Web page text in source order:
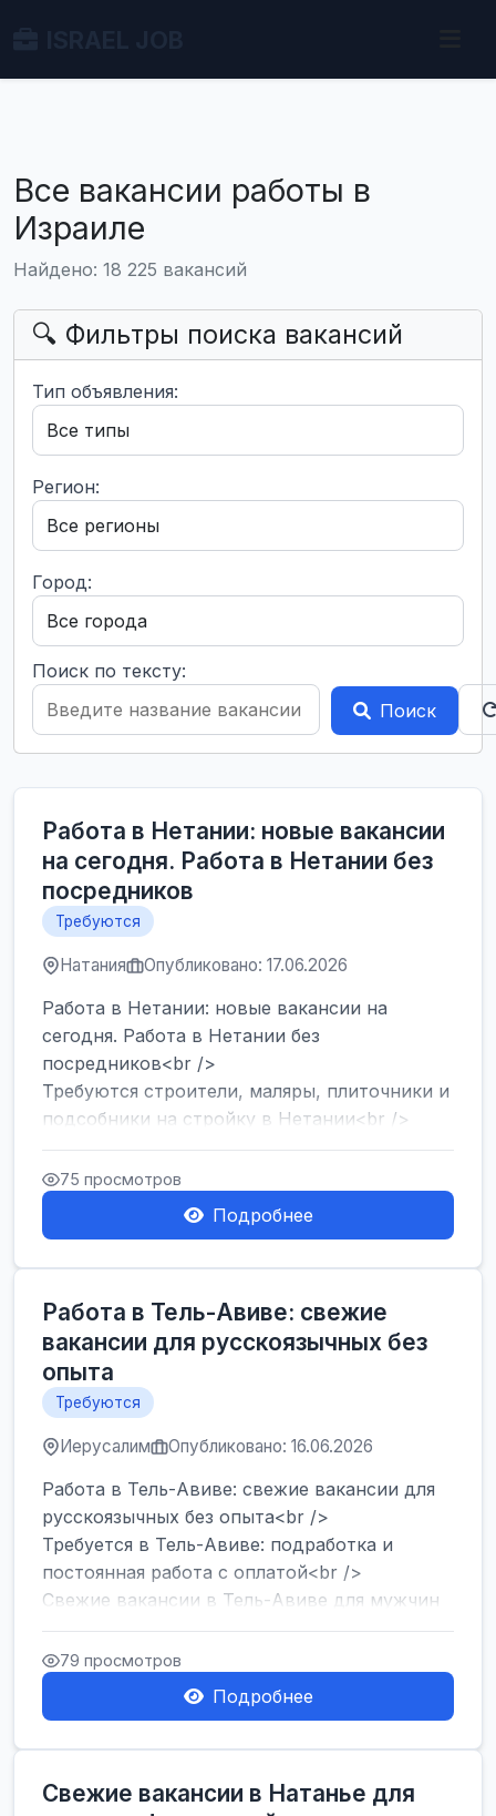
Все вакансии работы в
Израиле
Найдено: 18 225 вакансий
🔍 Фильтры поиска вакансий
Тип объявления:
Регион:
Город:
Поиск по тексту:
Поиск
Работа в Нетании: новые вакансии
на сегодня. Работа в Нетании без
посредников
Требуются
Натания Опубликовано: 17.06.2026
Работа в Нетании: новые вакансии на
сегодня. Работа в Нетании без
посредников<br />
Требуются строители, маляры, плиточники и
подсобники на стройку в Нетании<br />
Срочно требуются горничные, уборщи...
75 просмотров
Подробнее
Работа в Тель-Авиве: свежие
вакансии для русскоязычных без
опыта
Требуются
Иерусалим Опубликовано: 16.06.2026
Работа в Тель-Авиве: свежие вакансии для
русскоязычных без опыта<br />
Требуется в Тель-Авиве: подработка и
постоянная работа с оплатой<br />
Свежие вакансии в Тель-Авиве для мужчин
и женщин от хозя...
79 просмотров
Подробнее
Свежие вакансии в Натанье для